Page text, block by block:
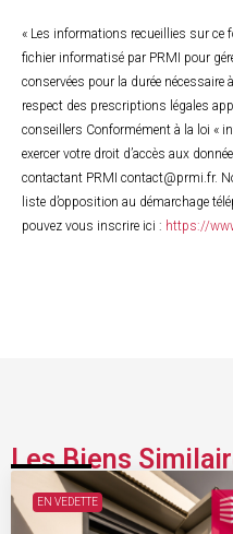
« Les informations recueillies sur ce
fichier informatisé par PRMI pour
conservées pour la durée
respect des prescriptions légales
conseillers Conformément à la loi «
exercer votre droit d’accès aux
contactant PRMI contact@prmi.fr.
liste d’opposition au démarchage
pouvez vous inscrire ici : https://
Les Biens
EN VEDETTE